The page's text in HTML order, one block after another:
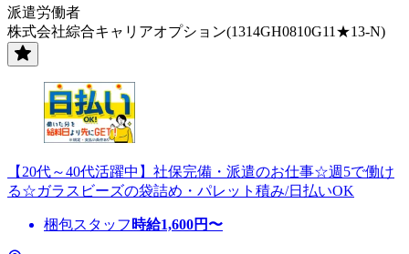
派遣労働者
株式会社綜合キャリアオプション(1314GH0810G11★13-N)
【20代～40代活躍中】社保完備・派遣のお仕事☆週5で働け
る☆ガラスビーズの袋詰め・パレット積み/日払いOK
梱包スタッフ 時給1,600円〜